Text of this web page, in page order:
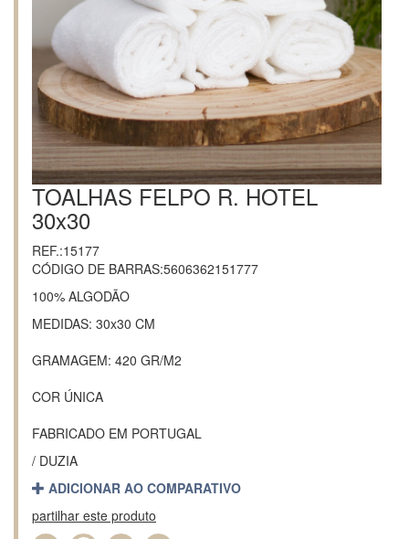
TOALHAS FELPO R. HOTEL
30x30
REF.:15177
CÓDIGO DE BARRAS:5606362151777
100% ALGODÃO
MEDIDAS: 30x30 CM
GRAMAGEM: 420 GR/M2
COR ÚNICA
FABRICADO EM PORTUGAL
/ DUZIA
ADICIONAR AO COMPARATIVO
partilhar este produto